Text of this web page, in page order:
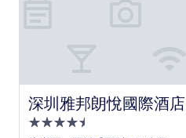
深圳雅邦朗悅國際酒店
深圳雅邦朗悅國際酒店
4.5